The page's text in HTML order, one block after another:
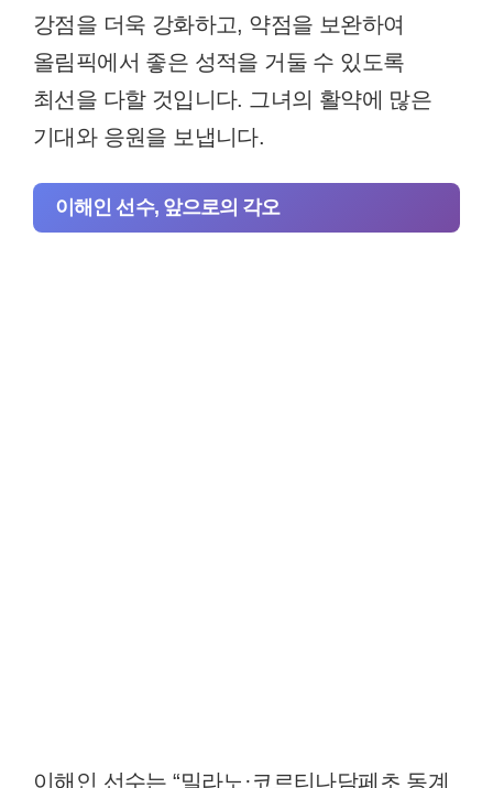
강점을 더욱 강화하고, 약점을 보완하여
올림픽에서 좋은 성적을 거둘 수 있도록
최선을 다할 것입니다. 그녀의 활약에 많은
기대와 응원을 보냅니다.
이해인 선수, 앞으로의 각오
이해인 선수는 “밀라노·코르티나담페초 동계